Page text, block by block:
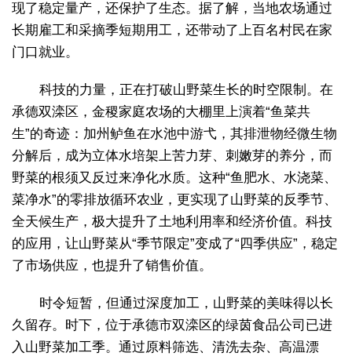
现了稳定量产，还保护了生态。据了解，当地农场通过
长期雇工和采摘季短期用工，还带动了上百名村民在家
门口就业。
科技的力量，正在打破山野菜生长的时空限制。在
承德双滦区，金稷家庭农场的大棚里上演着“鱼菜共
生”的奇迹：加州鲈鱼在水池中游弋，其排泄物经微生物
分解后，成为立体水培架上苦力芽、刺嫩芽的养分，而
野菜的根须又反过来净化水质。这种“鱼肥水、水浇菜、
菜净水”的零排放循环农业，更实现了山野菜的反季节、
全天候生产，极大提升了土地利用率和经济价值。科技
的应用，让山野菜从“季节限定”变成了“四季供应”，稳定
了市场供应，也提升了销售价值。
时令短暂，但通过深度加工，山野菜的美味得以长
久留存。时下，位于承德市双滦区的绿茵食品公司已进
入山野菜加工季。通过原料筛选、清洗去杂、高温漂